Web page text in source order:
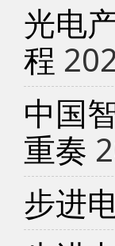
光电
程
中国
重奏
步进